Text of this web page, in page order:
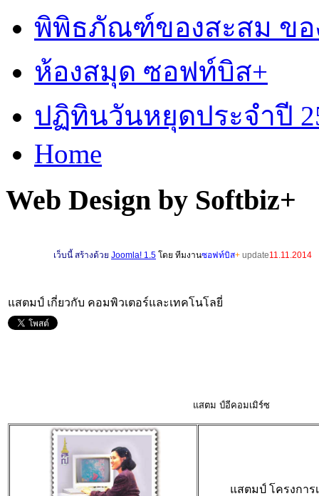
พิพิธภัณฑ์ของสะสม ขอ
ห้องสมุด ซอฟท์บิส+
ปฏิทินวันหยุดประจำปี
Home
Web Design by Softbiz+
เว็บนี้ สร้างด้วย Joomla! 1.5 โดย ทีมงานซอฟท์บิส+ update11.11.2014
แสตมป์ เกี่ยวกับ คอมพิวเตอร์และเทคโนโลยี่
แสตม ป์อีคอมเมิร์ซ
แสตมป์ โครงการ